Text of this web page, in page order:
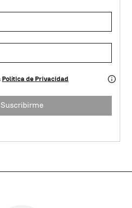
Política de Privacidad
Suscribirme